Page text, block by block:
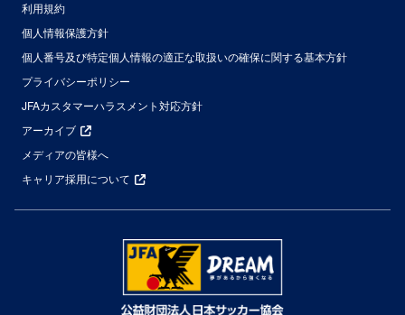
利用規約
個人情報保護方針
個人番号及び特定個人情報の適正な取扱いの確保に関する基本方針
プライバシーポリシー
JFAカスタマーハラスメント対応方針
アーカイブ
メディアの皆様へ
キャリア採用について